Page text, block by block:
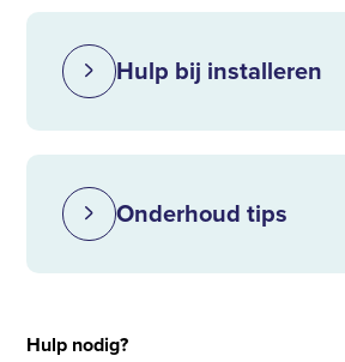
Hulp bij installeren
Onderhoud tips
Hulp nodig?